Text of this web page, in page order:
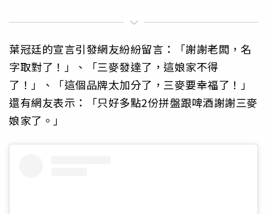
葉冠廷的宣言引發網友紛紛留言：「謝謝老闆，名
字取對了！」、「三麥發達了，這娘家不得
了！」、「這個品牌太加分了，三麥要幸福了！」
還有網友表示：「只好多點2份拼盤跟啤酒謝謝三麥
娘家了。」